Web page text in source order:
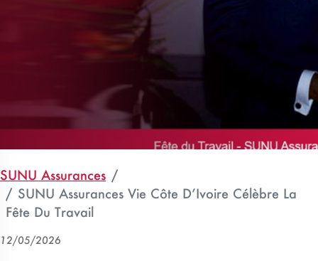
SUNU Assurances
SUNU Assurances Vie Côte D’Ivoire Célèbre La
Fête Du Travail
12/05/2026